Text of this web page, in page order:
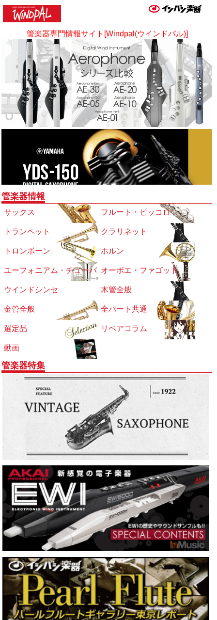
管楽器専門情報サイト[Windpal(ウインドパル)]
管楽器情報
サックス フルート・ピッコロ
トランペット クラリネット
トロンボーン ホルン
ユーフォニアム・チューバ オーボエ・ファゴット
ウインドシンセ 木管全般
金管全般 全パート共通
選定品 リペアコラム
動画
管楽器特集